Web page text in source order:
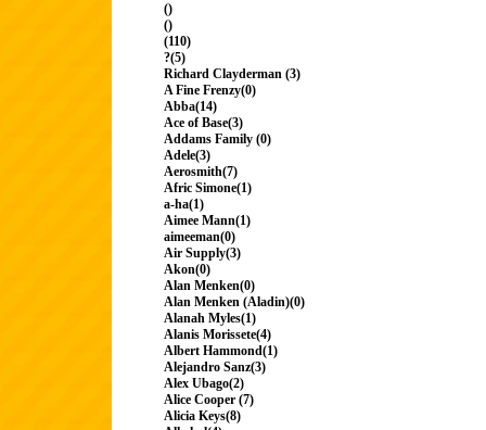
()
()
(110)
?(5)
Richard Clayderman (3)
A Fine Frenzy(0)
Abba(14)
Ace of Base(3)
Addams Family (0)
Adele(3)
Aerosmith(7)
Afric Simone(1)
a-ha(1)
Aimee Mann(1)
aimeeman(0)
Air Supply(3)
Akon(0)
Alan Menken(0)
Alan Menken (Aladin)(0)
Alanah Myles(1)
Alanis Morissete(4)
Albert Hammond(1)
Alejandro Sanz(3)
Alex Ubago(2)
Alice Cooper (7)
Alicia Keys(8)